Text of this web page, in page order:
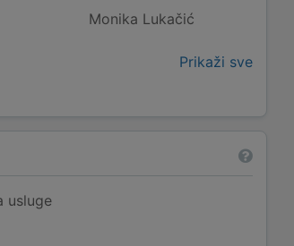
Monika Lukačić
Prikaži sve
usluge